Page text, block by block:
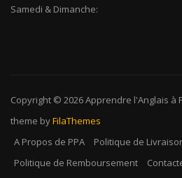
Samedi & Dimanche:
Copyright © 2026Apprendre l'Anglais à
theme byFilaThemes
A Propos de PPA
Politique de
Politique de Remboursement